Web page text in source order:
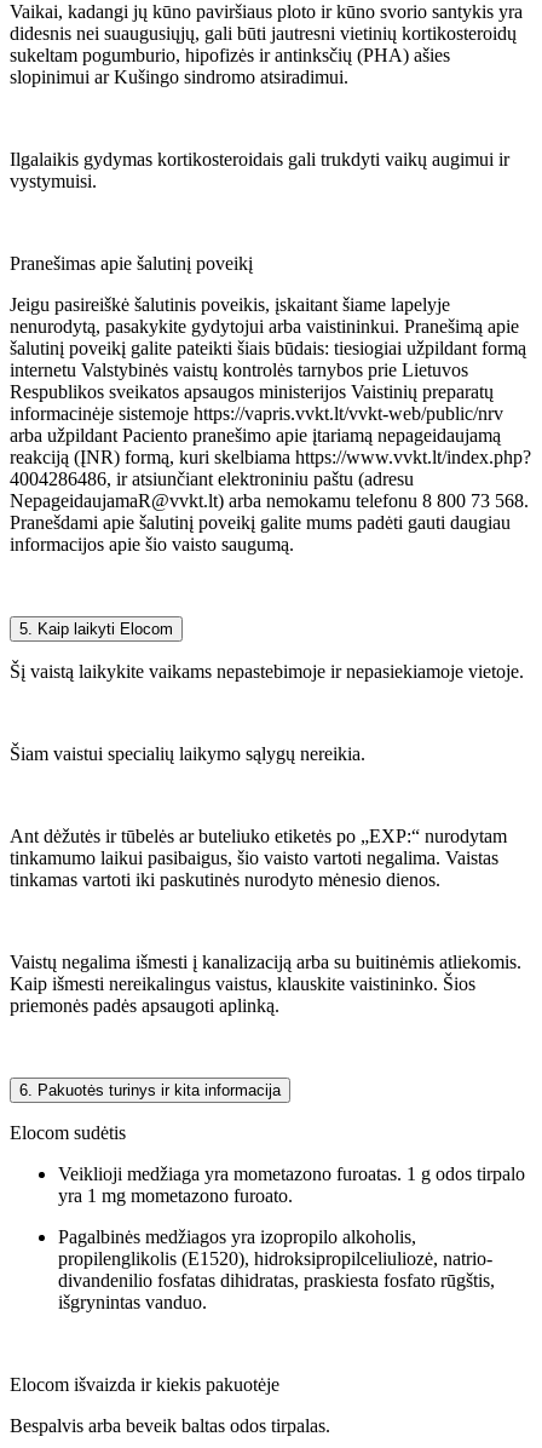
Vaikai, kadangi jų kūno paviršiaus ploto ir kūno svorio santykis yra
didesnis nei suaugusiųjų, gali būti jautresni vietinių kortikosteroidų
sukeltam pogumburio, hipofizės ir antinksčių (PHA) ašies
slopinimui ar Kušingo sindromo atsiradimui.
Ilgalaikis gydymas kortikosteroidais gali trukdyti vaikų augimui ir
vystymuisi.
Pranešimas apie šalutinį poveikį
Jeigu pasireiškė šalutinis poveikis, įskaitant šiame lapelyje
nenurodytą, pasakykite gydytojui arba vaistininkui. Pranešimą apie
šalutinį poveikį galite pateikti šiais būdais: tiesiogiai užpildant formą
internetu Valstybinės vaistų kontrolės tarnybos prie Lietuvos
Respublikos sveikatos apsaugos ministerijos Vaistinių preparatų
informacinėje sistemoje https://vapris.vvkt.lt/vvkt-web/public/nrv
arba užpildant Paciento pranešimo apie įtariamą nepageidaujamą
reakciją (ĮNR) formą, kuri skelbiama https://www.vvkt.lt/index.php?
4004286486, ir atsiunčiant elektroniniu paštu (adresu
NepageidaujamaR@vvkt.lt) arba nemokamu telefonu 8 800 73 568.
Pranešdami apie šalutinį poveikį galite mums padėti gauti daugiau
informacijos apie šio vaisto saugumą.
5. Kaip laikyti Elocom
Šį vaistą laikykite vaikams nepastebimoje ir nepasiekiamoje vietoje.
Šiam vaistui specialių laikymo sąlygų nereikia.
Ant dėžutės ir tūbelės ar buteliuko etiketės po „EXP:“ nurodytam
tinkamumo laikui pasibaigus, šio vaisto vartoti negalima. Vaistas
tinkamas vartoti iki paskutinės nurodyto mėnesio dienos.
Vaistų negalima išmesti į kanalizaciją arba su buitinėmis atliekomis.
Kaip išmesti nereikalingus vaistus, klauskite vaistininko. Šios
priemonės padės apsaugoti aplinką.
6. Pakuotės turinys ir kita informacija
Elocom sudėtis
Veiklioji medžiaga yra mometazono furoatas. 1 g odos tirpalo
yra 1 mg mometazono furoato.
Pagalbinės medžiagos yra izopropilo alkoholis,
propilenglikolis (E1520), hidroksipropilceliuliozė, natrio-
divandenilio fosfatas dihidratas, praskiesta fosfato rūgštis,
išgrynintas vanduo.
Elocom išvaizda ir kiekis pakuotėje
Bespalvis arba beveik baltas odos tirpalas.